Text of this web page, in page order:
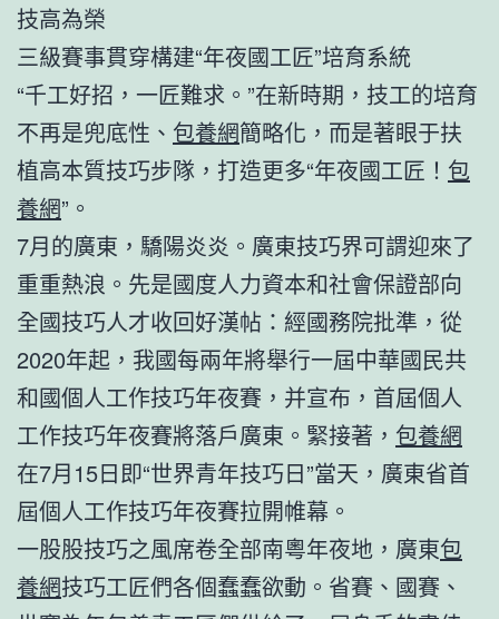
技高為榮
三級賽事貫穿構建“年夜國工匠”培育系統
“千工好招，一匠難求。”在新時期，技工的培育
不再是兜底性、 包養網簡略化，而是著眼于扶
植高本質技巧步隊，打造更多“年夜國工匠！ 包
養網”。
7月的廣東，驕陽炎炎。廣東技巧界可謂迎來了
重重熱浪。先是國度人力資本和社會保證部向
全國技巧人才收回好漢帖：經國務院批準，從
2020年起，我國每兩年將舉行一屆中華國民共
和國個人工作技巧年夜賽，并宣布，首屆個人
工作技巧年夜賽將落戶廣東。緊接著， 包養網
在7月15日即“世界青年技巧日”當天，廣東省首
屆個人工作技巧年夜賽拉開帷幕。
一股股技巧之風席卷全部南粵年夜地，廣東包
養網技巧工匠們各個蠢蠢欲動。省賽、國賽、